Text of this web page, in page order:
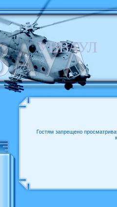
УВВАУЛ
Гостям запрещено